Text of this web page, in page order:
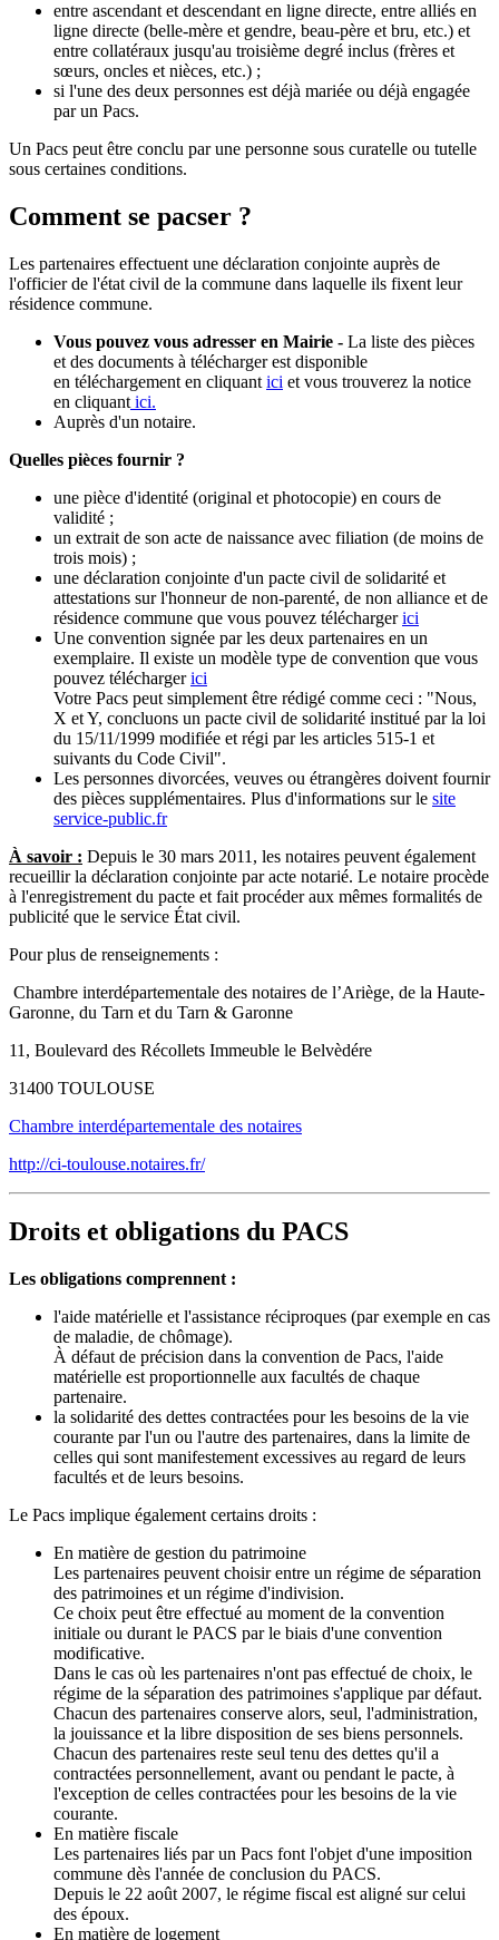
entre ascendant et descendant en ligne directe, entre alliés en
ligne directe (belle-mère et gendre, beau-père et bru, etc.) et
entre collatéraux jusqu'au troisième degré inclus (frères et
sœurs, oncles et nièces, etc.) ;
si l'une des deux personnes est déjà mariée ou déjà engagée
par un Pacs.
Un Pacs peut être conclu par une personne sous curatelle ou tutelle
sous certaines conditions.
Comment se pacser ?
Les partenaires effectuent une déclaration conjointe auprès de
l'officier de l'état civil de la commune dans laquelle ils fixent leur
résidence commune.
Vous pouvez vous adresser en Mairie - La liste des pièces
et des documents à télécharger est disponible
en téléchargement en cliquant ici et vous trouverez la notice
en cliquant ici.
Auprès d'un notaire.
Quelles pièces fournir ?
une pièce d'identité (original et photocopie) en cours de
validité ;
un extrait de son acte de naissance avec filiation (de moins de
trois mois) ;
une déclaration conjointe d'un pacte civil de solidarité et
attestations sur l'honneur de non-parenté, de non alliance et de
résidence commune que vous pouvez téléchargerici
Une convention signée par les deux partenaires en un
exemplaire. Il existe un modèle type de convention que vous
pouvez téléchargerici
Votre Pacs peut simplement être rédigé comme ceci : "Nous,
X et Y, concluons un pacte civil de solidarité institué par la loi
du 15/11/1999 modifiée et régi par les articles 515-1 et
suivants du Code Civil".
Les personnes divorcées, veuves ou étrangères doivent fournir
des pièces supplémentaires. Plus d'informations sur le site
service-public.fr
À savoir : Depuis le 30 mars 2011, les notaires peuvent également
recueillir la déclaration conjointe par acte notarié. Le notaire procède
à l'enregistrement du pacte et fait procéder aux mêmes formalités de
publicité que le service État civil.
Pour plus de renseignements :
Chambre interdépartementale des notaires de l’Ariège, de la Haute-
Garonne, du Tarn et du Tarn & Garonne
11, Boulevard des Récollets Immeuble le Belvèdére
31400 TOULOUSE
Chambre interdépartementale des notaires
http://ci-toulouse.notaires.fr/
Droits et obligations du PACS
Les obligations comprennent :
l'aide matérielle et l'assistance réciproques (par exemple en cas
de maladie, de chômage).
À défaut de précision dans la convention de Pacs, l'aide
matérielle est proportionnelle aux facultés de chaque
partenaire.
la solidarité des dettes contractées pour les besoins de la vie
courante par l'un ou l'autre des partenaires, dans la limite de
celles qui sont manifestement excessives au regard de leurs
facultés et de leurs besoins.
Le Pacs implique également certains droits :
En matière de gestion du patrimoine
Les partenaires peuvent choisir entre un régime de séparation
des patrimoines et un régime d'indivision.
Ce choix peut être effectué au moment de la convention
initiale ou durant le PACS par le biais d'une convention
modificative.
Dans le cas où les partenaires n'ont pas effectué de choix, le
régime de la séparation des patrimoines s'applique par défaut.
Chacun des partenaires conserve alors, seul, l'administration,
la jouissance et la libre disposition de ses biens personnels.
Chacun des partenaires reste seul tenu des dettes qu'il a
contractées personnellement, avant ou pendant le pacte, à
l'exception de celles contractées pour les besoins de la vie
courante.
En matière fiscale
Les partenaires liés par un Pacs font l'objet d'une imposition
commune dès l'année de conclusion du PACS.
Depuis le 22 août 2007, le régime fiscal est aligné sur celui
des époux.
En matière de logement